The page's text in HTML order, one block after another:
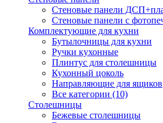
Стеновые панели
Стеновые панели с
Комплектующие для кухни
Бутылочницы для кухни
Ручки кухонные
Плинтус для столешницы
Кухонный цоколь
Направляющие для ящиков
Все категории (10)
Столешницы
Бежевые столешницы